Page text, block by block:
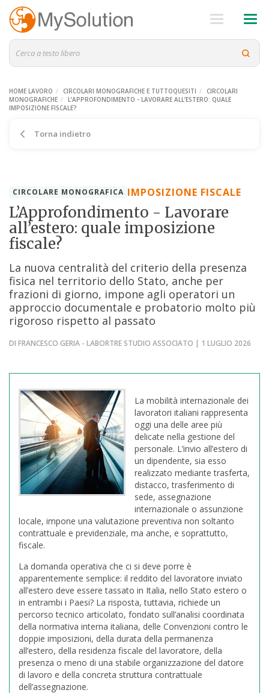
HOME LAVORO CIRCOLARI MONOGRAFICHE E TUTTOQUESITI
CIRCOLARI
MONOGRAFICHE
L’APPROFONDIMENTO - LAVORARE ALL’ESTERO: QUALE
IMPOSIZIONE FISCALE?
Torna indietro
CIRCOLARE MONOGRAFICA IMPOSIZIONE FISCALE
L’Approfondimento - Lavorare
all’estero: quale imposizione
fiscale?
La nuova centralità del criterio della presenza
fisica nel territorio dello Stato, anche per
frazioni di giorno, impone agli operatori un
approccio documentale e probatorio molto più
rigoroso rispetto al passato
DI FRANCESCO GERIA - LABORTRE STUDIO ASSOCIATO | 1 LUGLIO 2026
La mobilità internazionale dei
lavoratori italiani rappresenta
oggi una delle aree più
delicate nella gestione del
personale. L’invio all’estero di
un dipendente, sia esso
realizzato mediante trasferta,
distacco, trasferimento di
sede, assegnazione
internazionale o assunzione
locale, impone una valutazione preventiva non soltanto
contrattuale e previdenziale, ma anche, e soprattutto,
fiscale.
La domanda operativa che ci si deve porre è
apparentemente semplice: il reddito del lavoratore inviato
all’estero deve essere tassato in Italia, nello Stato estero o
in entrambi i Paesi? La risposta, tuttavia, richiede un
percorso tecnico articolato, fondato sull’analisi coordinata
della normativa interna italiana, delle Convenzioni contro le
doppie imposizioni, della durata della permanenza
all’estero, della residenza fiscale del lavoratore, della
presenza o meno di una stabile organizzazione del datore
di lavoro e della concreta struttura contrattuale
dell’assegnazione.